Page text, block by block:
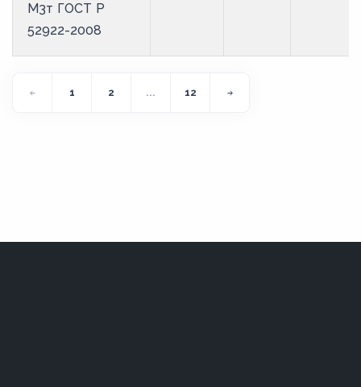
М3т ГОСТ Р
52922-2008
1 2 ... 12